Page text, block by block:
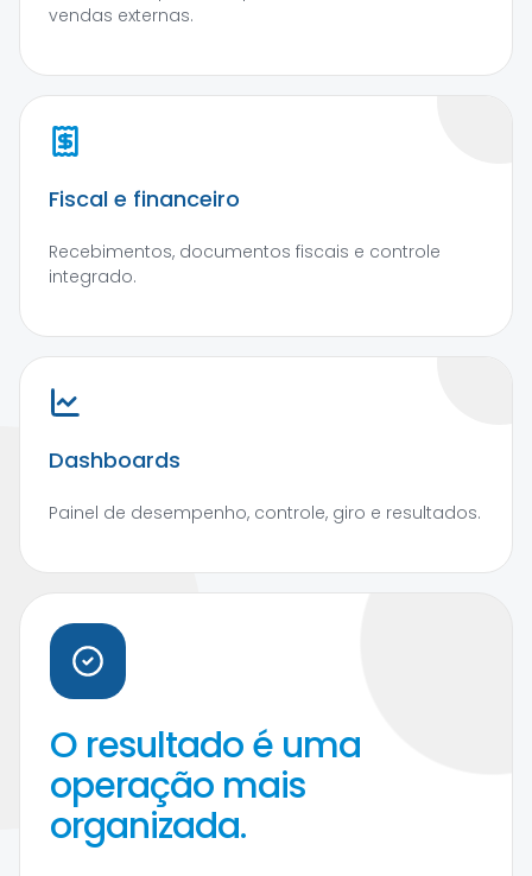
vendas externas.
Fiscal e financeiro
Recebimentos, documentos fiscais e controle
integrado.
Dashboards
Painel de desempenho, controle, giro e resultados.
O resultado é uma
operação mais
organizada.